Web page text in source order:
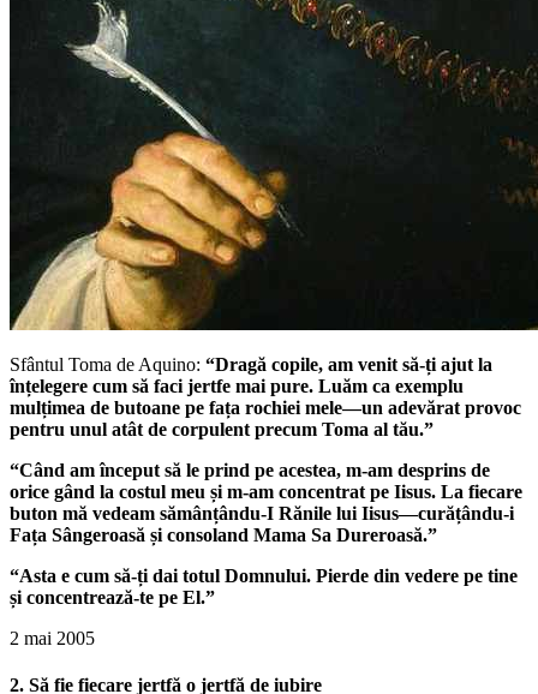
Sfântul Toma de Aquino: “Dragă copile, am venit să-ți ajut la
înțelegere cum să faci jertfe mai pure. Luăm ca exemplu
mulțimea de butoane pe fața rochiei mele—un adevărat provoc
pentru unul atât de corpulent precum Toma al tău.”
“Când am început să le prind pe acestea, m-am desprins de
orice gând la costul meu și m-am concentrat pe Iisus. La fiecare
buton mă vedeam sămânțându-I Rănile lui Iisus—curățându-i
Fața Sângeroasă și consoland Mama Sa Dureroasă.”
“Asta e cum să-ți dai totul Domnului. Pierde din vedere pe tine
și concentrează-te pe El.”
2 mai 2005
2. Să fie fiecare jertfă o jertfă de iubire